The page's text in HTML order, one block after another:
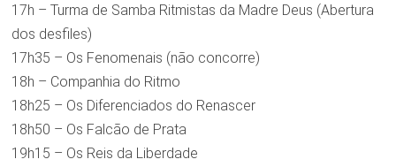
17h – Turma de Samba Ritmistas da Madre Deus (Abertura
dos desfiles)
17h35 – Os Fenomenais (não concorre)
18h – Companhia do Ritmo
18h25 – Os Diferenciados do Renascer
18h50 – Os Falcão de Prata
19h15 – Os Reis da Liberdade